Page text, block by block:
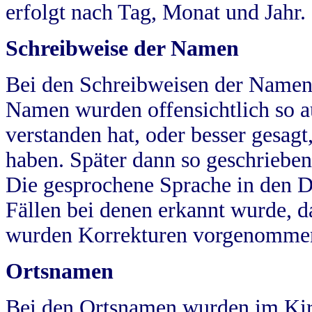
erfolgt nach Tag, Monat und Jahr.
Schreibweise der Namen
Bei den Schreibweisen der
Namen wurden offensichtlich so
verstanden hat, oder besser
haben. Später dann so
Die gesprochene Sprache in
Fällen bei denen erkannt wurde,
wurden Korrekturen
Ortsnamen